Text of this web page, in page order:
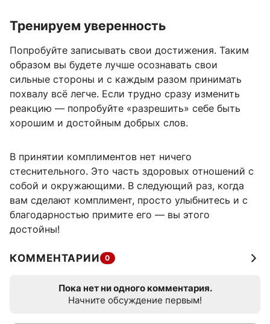
Тренируем уверенность
Попробуйте записывать свои достижения. Таким
образом вы будете лучше осознавать свои
сильные стороны и с каждым разом принимать
похвалу всё легче. Если трудно сразу изменить
реакцию — попробуйте «разрешить» себе быть
хорошим и достойным добрых слов.
В принятии комплиментов нет ничего
стеснительного. Это часть здоровых отношений с
собой и окружающими. В следующий раз, когда
вам сделают комплимент, просто улыбнитесь и с
благодарностью примите его — вы этого
достойны!
КОММЕНТАРИИ 0
Пока нет ни одного комментария.
Начните обсуждение первым!